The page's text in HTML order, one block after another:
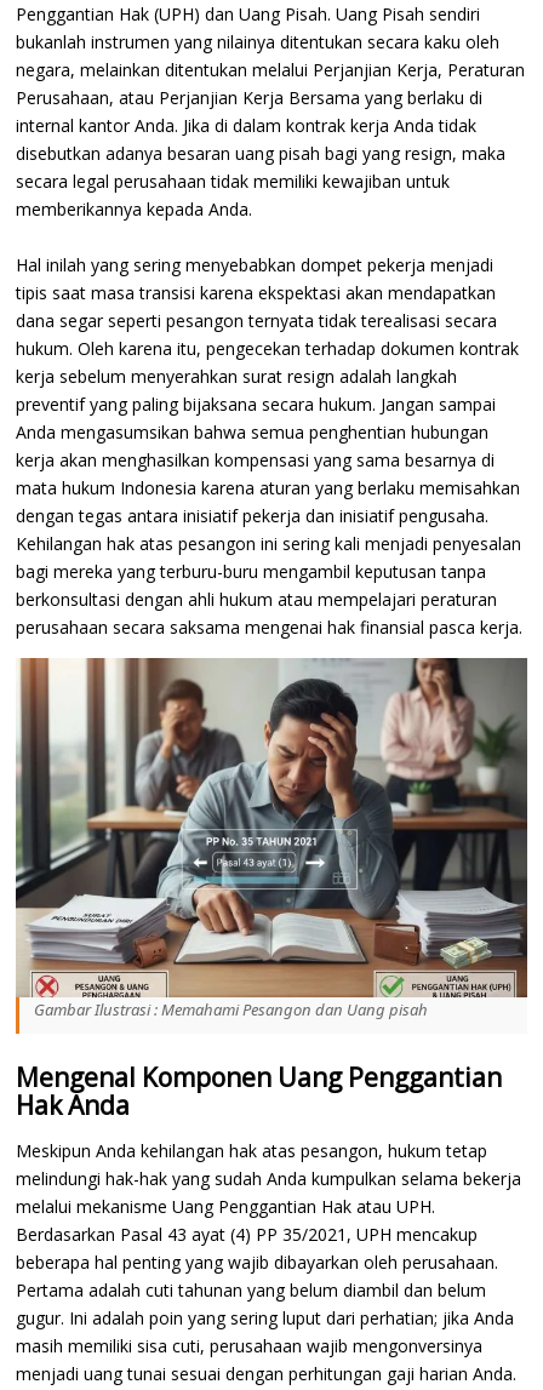
Penggantian Hak (UPH) dan Uang Pisah. Uang Pisah sendiri
bukanlah instrumen yang nilainya ditentukan secara kaku oleh
negara, melainkan ditentukan melalui Perjanjian Kerja, Peraturan
Perusahaan, atau Perjanjian Kerja Bersama yang berlaku di
internal kantor Anda. Jika di dalam kontrak kerja Anda tidak
disebutkan adanya besaran uang pisah bagi yang resign, maka
secara legal perusahaan tidak memiliki kewajiban untuk
memberikannya kepada Anda.
Hal inilah yang sering menyebabkan dompet pekerja menjadi
tipis saat masa transisi karena ekspektasi akan mendapatkan
dana segar seperti pesangon ternyata tidak terealisasi secara
hukum. Oleh karena itu, pengecekan terhadap dokumen kontrak
kerja sebelum menyerahkan surat resign adalah langkah
preventif yang paling bijaksana secara hukum. Jangan sampai
Anda mengasumsikan bahwa semua penghentian hubungan
kerja akan menghasilkan kompensasi yang sama besarnya di
mata hukum Indonesia karena aturan yang berlaku memisahkan
dengan tegas antara inisiatif pekerja dan inisiatif pengusaha.
Kehilangan hak atas pesangon ini sering kali menjadi penyesalan
bagi mereka yang terburu-buru mengambil keputusan tanpa
berkonsultasi dengan ahli hukum atau mempelajari peraturan
perusahaan secara saksama mengenai hak finansial pasca kerja.
Gambar Ilustrasi : Memahami Pesangon dan Uang pisah
Mengenal Komponen Uang Penggantian
Hak Anda
Meskipun Anda kehilangan hak atas pesangon, hukum tetap
melindungi hak-hak yang sudah Anda kumpulkan selama bekerja
melalui mekanisme Uang Penggantian Hak atau UPH.
Berdasarkan Pasal 43 ayat (4) PP 35/2021, UPH mencakup
beberapa hal penting yang wajib dibayarkan oleh perusahaan.
Pertama adalah cuti tahunan yang belum diambil dan belum
gugur. Ini adalah poin yang sering luput dari perhatian; jika Anda
masih memiliki sisa cuti, perusahaan wajib mengonversinya
menjadi uang tunai sesuai dengan perhitungan gaji harian Anda.